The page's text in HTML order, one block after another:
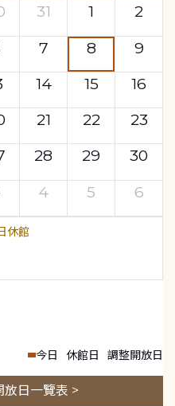
31 1
2
7 8
9
14 15
16
21 22
23
28 29
30
4 5 6
休館
今日 休館日 調整開放日
日一覽表 >